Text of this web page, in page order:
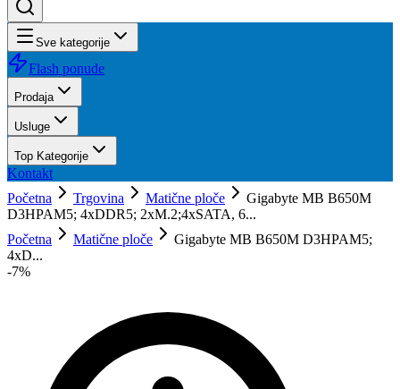
Sve kategorije
Flash ponude
Prodaja
Usluge
Top Kategorije
Kontakt
Početna
Trgovina Matične ploče
Gigabyte MB B650M
D3HPAM5; 4xDDR5; 2xM.2;4xSATA, 6...
Početna
Matične ploče
Gigabyte MB B650M D3HPAM5;
4xD...
-7%